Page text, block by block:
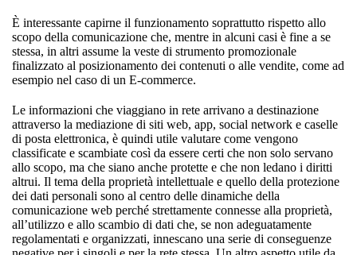
È interessante capirne il funzionamento soprattutto rispetto allo
scopo della comunicazione che, mentre in alcuni casi è fine a se
stessa, in altri assume la veste di strumento promozionale
finalizzato al posizionamento dei contenuti o alle vendite, come ad
esempio nel caso di un E-commerce.
Le informazioni che viaggiano in rete arrivano a destinazione
attraverso la mediazione di siti web, app, social network e caselle
di posta elettronica, è quindi utile valutare come vengono
classificate e scambiate così da essere certi che non solo servano
allo scopo, ma che siano anche protette e che non ledano i diritti
altrui. Il tema della proprietà intellettuale e quello della protezione
dei dati personali sono al centro delle dinamiche della
comunicazione web perché strettamente connesse alla proprietà,
all’utilizzo e allo scambio di dati che, se non adeguatamente
regolamentati e organizzati, innescano una serie di conseguenze